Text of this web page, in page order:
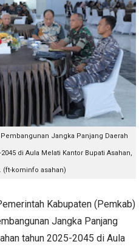
Jangka Panjang Daerah
di Aula Melati Kantor Bupati Asahan,
(ft-kominfo asahan)
Kabupaten (Pemkab)
Jangka Panjang
tahun 2025-2045 di Aula